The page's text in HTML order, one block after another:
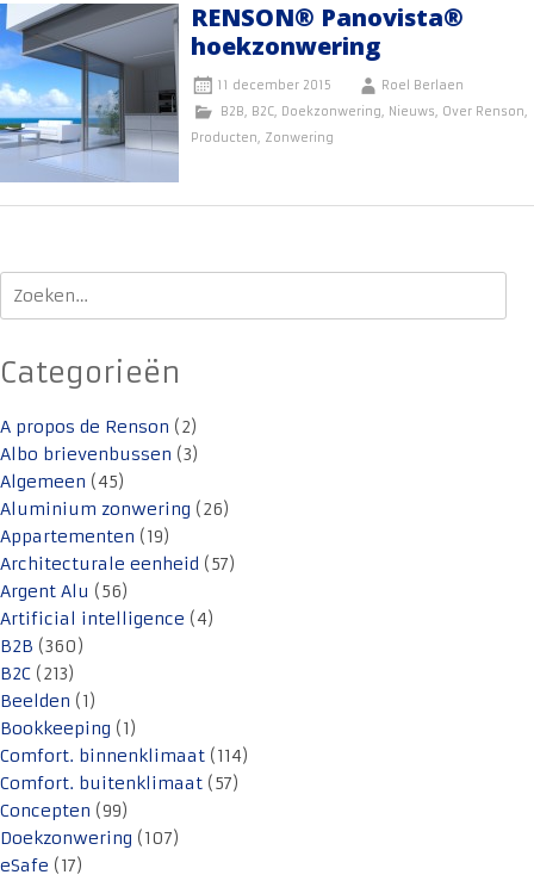
RENSON® Panovista®
hoekzonwering
11 december 2015
Roel Berlaen
B2B, B2C, Doekzonwering, Nieuws, Over Renson,
Producten, Zonwering
Zoeken
naar:
Categorieën
A propos de Renson (2)
Albo brievenbussen (3)
Algemeen (45)
Aluminium zonwering (26)
Appartementen (19)
Architecturale eenheid (57)
Argent Alu (56)
Artificial intelligence (4)
B2B (360)
B2C (213)
Beelden (1)
Bookkeeping (1)
Comfort. binnenklimaat (114)
Comfort. buitenklimaat (57)
Concepten (99)
Doekzonwering (107)
eSafe (17)